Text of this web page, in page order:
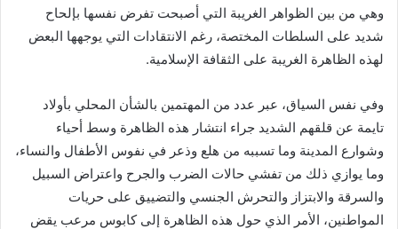
وهي من بين الظواهر الغريبة التي أصبحت تفرض نفسها بإلحاح
شديد على السلطات المختصة، رغم الانتقادات التي يوجهها البعض
لهذه الظاهرة الغريبة على الثقافة الإسلامية.
وفي نفس السياق، عبر عدد من المهتمين بالشأن المحلي بأولاد
تايمة عن قلقهم الشديد جراء انتشار هذه الظاهرة وسط أحياء
وشوارع المدينة وما تسببه من هلع وذعر في نفوس الأطفال والنساء،
وما يوازي ذلك من تفشي حالات الضرب والجرح واعتراض السبيل
والسرقة والابتزاز والتحرش الجنسي والتضييق على حريات
المواطنين، الأمر الذي حول هذه الظاهرة إلى كابوس مرعب يقض